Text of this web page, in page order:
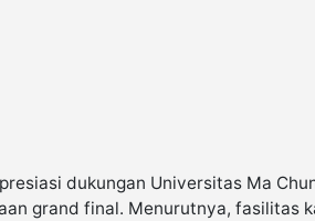
dukungan Universitas Ma
grand final. Menurutnya, fasilitas